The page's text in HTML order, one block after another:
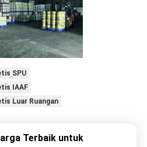
SPU
IAAF
Luar Ruangan
Terbaik untuk